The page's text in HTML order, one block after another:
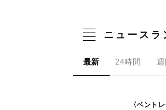
ニュースラ
最新 24時間 週
〈ベント